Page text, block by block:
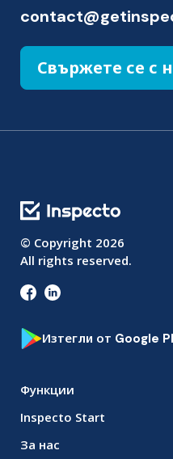
Свържете се с
© Copyright 2026
All rights reserved.
Изтегли от Google
Функции
Inspecto Start
За нас